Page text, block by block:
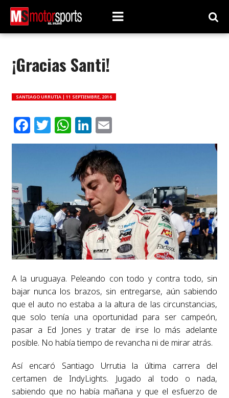
¡Gracias Santi!
SANTIAGO URRUTIA | 11 SEPTIEMBRE, 2016
Facebook
Twitter
WhatsApp
LinkedIn
Email
A la uruguaya. Peleando con todo y contra todo, sin
bajar nunca los brazos, sin entregarse, aún sabiendo
que el auto no estaba a la altura de las circunstancias,
que solo tenía una oportunidad para ser campeón,
pasar a Ed Jones y tratar de irse lo más adelante
posible. No había tiempo de revancha ni de mirar atrás.
Así encaró Santiago Urrutia la última carrera del
certamen de IndyLights. Jugado al todo o nada,
sabiendo que no había mañana y que el esfuerzo de